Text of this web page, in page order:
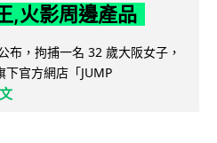
,火影周邊產品
布，拘捕一名 32 歲大阪女子，
官方網店「JUMP